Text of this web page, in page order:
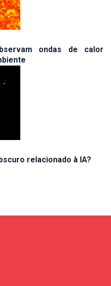
ondas de calor
relacionado à IA?